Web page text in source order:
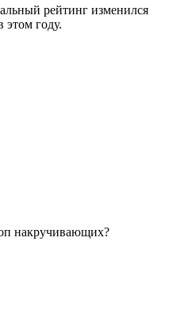
рейтинг изменился
этом году.
накручивающих?